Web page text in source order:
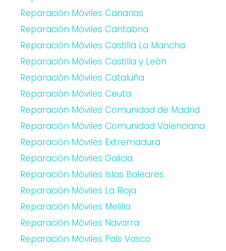
Reparación Móviles Canarias
Reparación Móviles Cantabria
Reparación Móviles Castilla La Mancha
Reparación Móviles Castilla y León
Reparación Móviles Cataluña
Reparación Móviles Ceuta
Reparación Móviles Comunidad de Madrid
Reparación Móviles Comunidad Valenciana
Reparación Móviles Extremadura
Reparación Móviles Galicia
Reparación Móviles Islas Baleares
Reparación Móviles La Rioja
Reparación Móviles Melilla
Reparación Móviles Navarra
Reparación Móviles País Vasco